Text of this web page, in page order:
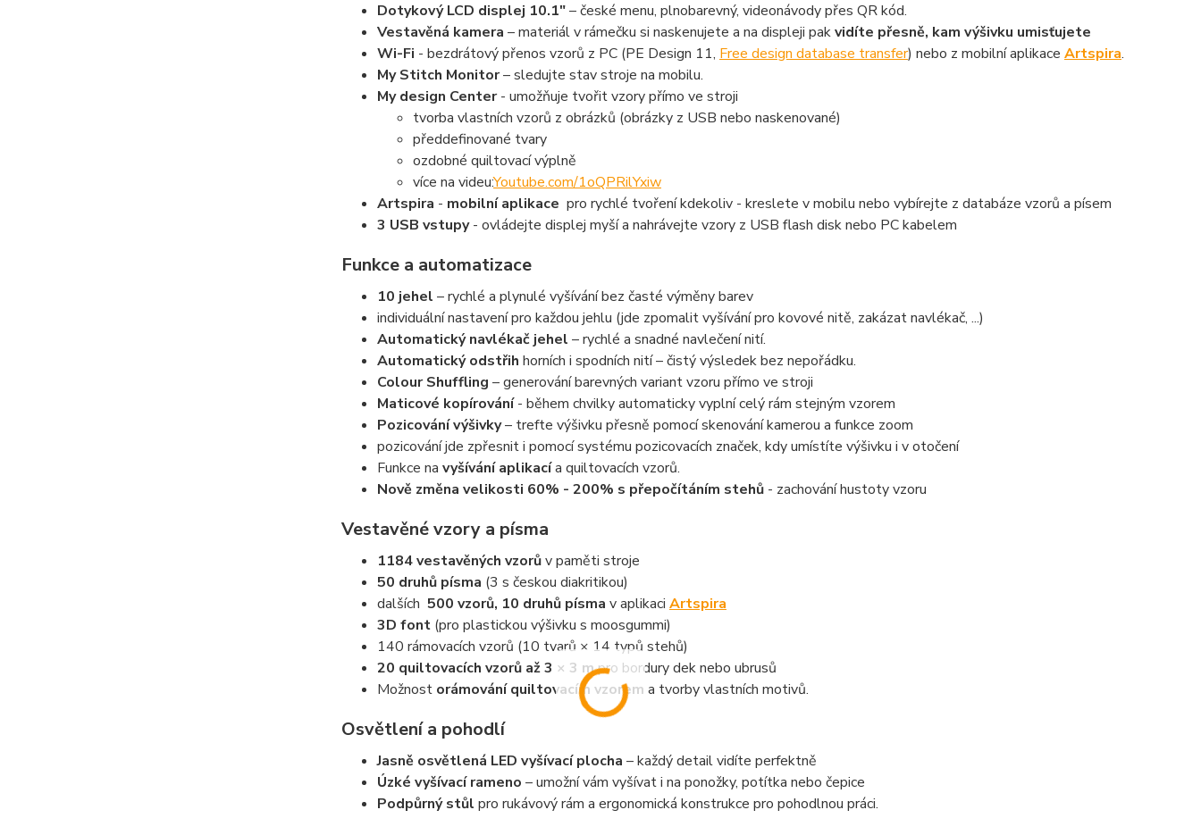
Dotykový LCD displej 10.1"– české menu, plnobarevný, videonávody přes QR kód.
Vestavěná kamera – materiál v rámečku si naskenujete a na displeji pakvidíte přesně, kam výšivku umisťujete
Wi-Fi - bezdrátový přenos vzorů z PC (PE Design 11, Free design database transfer) nebo z mobilní aplikace Artspira.
My Stitch Monitor– sledujte stav stroje na mobilu.
My design Center- umožňuje tvořit vzory přímo ve stroji
tvorba vlastních vzorů z obrázků (obrázky z USB nebo naskenované)
předdefinované tvary
ozdobné quiltovací výplně
více na videu:Youtube.com/1oQPRilYxiw
Artspira - mobilní aplikace pro rychlé tvoření kdekoliv - kreslete v mobilu nebo vybírejte z databáze vzorů a písem
3 USB vstupy- ovládejte displej myší a nahrávejte vzory z USB flash disk nebo PC kabelem
Funkce a automatizace
10 jehel – rychlé a plynulé vyšívání bez časté výměny barev
individuální nastavení pro každou jehlu (jde zpomalit vyšívání pro kovové nitě, zakázat navlékač, ...)
Automatický navlékač jehel – rychlé a snadné navlečení nití.
Automatický odstřih horních i spodních nití – čistý výsledek bez nepořádku.
Colour Shuffling – generování barevných variant vzoru přímo ve stroji
Maticové kopírování- během chvilky automaticky vyplní celý rám stejným vzorem
Pozicování výšivky– trefte výšivku přesně pomocí skenování kamerou a funkce zoom
pozicování jde zpřesnit i pomocí systému pozicovacích značek, kdy umístíte výšivku i v otočení
Funkce na vyšívání aplikacía quiltovacích vzorů.
Nově změna velikosti 60% - 200% s přepočítáním stehů- zachování hustoty vzoru
Vestavěné vzory a písma
1184 vestavěných vzorův paměti stroje
50 druhů písma (3 s českou diakritikou)
dalších 500 vzorů, 10 druhů písma v aplikaci Artspira
3D font(pro plastickou výšivku s moosgummi)
140 rámovacích vzorů (10 tvarů × 14 typů stehů)
20 quiltovacích vzorů až 3 × 3 mpro bordury dek nebo ubrusů
Možnost orámování quiltovacím vzorem a tvorby vlastních motivů.
Osvětlení a pohodlí
Jasně osvětlená LED vyšívací plocha – každý detail vidíte perfektně
Úzké vyšívací rameno – umožní vám vyšívat i na ponožky, potítka nebo čepice
Podpůrný stůl pro rukávový rám a ergonomická konstrukce pro pohodlnou práci.